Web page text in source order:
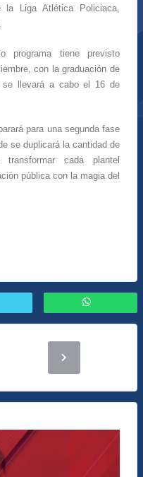
la Liga Atlética Policiaca,
programa tiene previsto
con la graduación de
se llevará a cabo el 16 de
para una segunda fase
se duplicará la cantidad de
transformar cada plantel
pública con la magia del